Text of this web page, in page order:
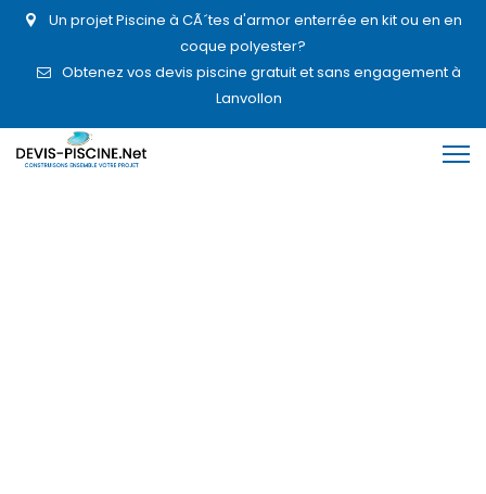
Un projet Piscine à CÃ´tes d'armor enterrée en kit ou en en
coque polyester?
Obtenez vos devis piscine gratuit et sans engagement à
Lanvollon